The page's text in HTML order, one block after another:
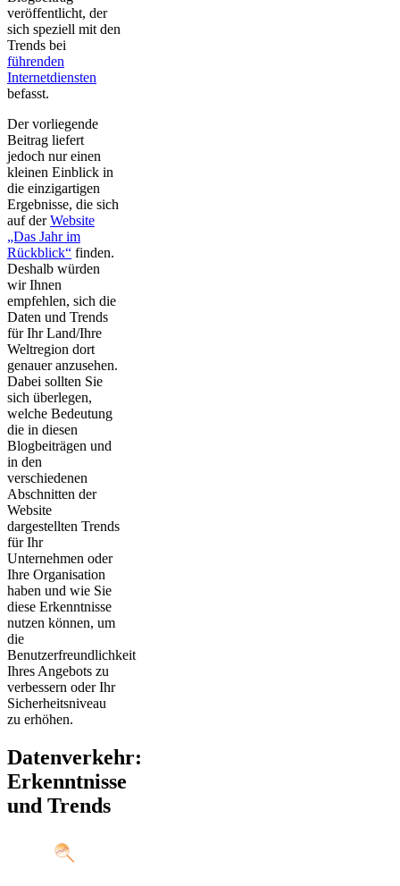
veröffentlicht, der
sich speziell mit den
Trends bei
führenden
Internetdiensten
befasst.
Der vorliegende
Beitrag liefert
jedoch nur einen
kleinen Einblick in
die einzigartigen
Ergebnisse, die sich
auf derWebsite
„Das Jahr im
Rückblick“ finden.
Deshalb würden
wir Ihnen
empfehlen, sich die
Daten und Trends
für Ihr Land/Ihre
Weltregion dort
genauer anzusehen.
Dabei sollten Sie
sich überlegen,
welche Bedeutung
die in diesen
Blogbeiträgen und
in den
verschiedenen
Abschnitten der
Website
dargestellten Trends
für Ihr
Unternehmen oder
Ihre Organisation
haben und wie Sie
diese Erkenntnisse
nutzen können, um
die
Benutzerfreundlichkeit
Ihres Angebots zu
verbessern oder Ihr
Sicherheitsniveau
zu erhöhen.
Datenverkehr:
Erkenntnisse
und Trends